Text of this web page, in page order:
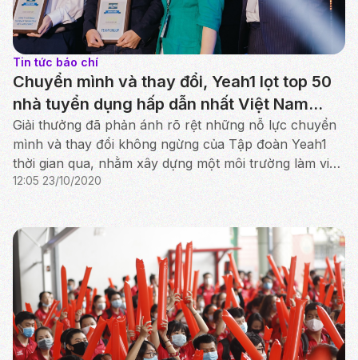
Tin tức báo chí
Chuyển mình và thay đổi, Yeah1 lọt top 50
nhà tuyển dụng hấp dẫn nhất Việt Nam
theo BXH của Anphabe
Giải thưởng đã phản ánh rõ rệt những nỗ lực chuyển
mình và thay đổi không ngừng của Tập đoàn Yeah1
thời gian qua, nhằm xây dựng một môi trường làm việc
tràn đầy tinh thần khởi nghiệp của những người trẻ ...
12:05 23/10/2020